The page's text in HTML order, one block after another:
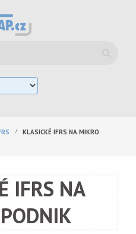
KLASICKÉ IFRS NA MIKRO
IFRS NA